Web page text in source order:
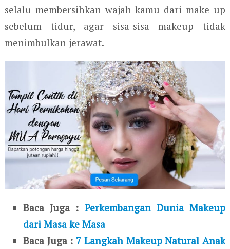
selalu membersihkan wajah kamu dari make up
sebelum tidur, agar sisa-sisa makeup tidak
menimbulkan jerawat.
Baca Juga : Perkembangan Dunia Makeup
dari Masa ke Masa
Baca Juga : 7 Langkah Makeup Natural Anak